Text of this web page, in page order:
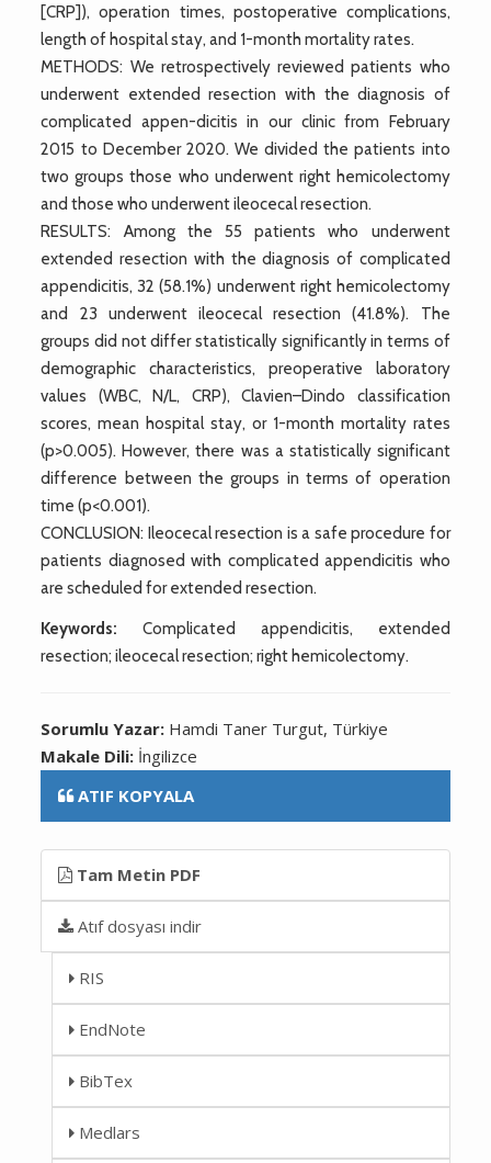
[CRP]), operation times, postoperative complications,
length of hospital stay, and 1-month mortality rates.
METHODS: We retrospectively reviewed patients who
underwent extended resection with the diagnosis of
complicated appen-dicitis in our clinic from February
2015 to December 2020. We divided the patients into
two groups those who underwent right hemicolectomy
and those who underwent ileocecal resection.
RESULTS: Among the 55 patients who underwent
extended resection with the diagnosis of complicated
appendicitis, 32 (58.1%) underwent right hemicolectomy
and 23 underwent ileocecal resection (41.8%). The
groups did not differ statistically significantly in terms of
demographic characteristics, preoperative laboratory
values (WBC, N/L, CRP), Clavien–Dindo classification
scores, mean hospital stay, or 1-month mortality rates
(p>0.005). However, there was a statistically significant
difference between the groups in terms of operation
time (p<0.001).
CONCLUSION: Ileocecal resection is a safe procedure for
patients diagnosed with complicated appendicitis who
are scheduled for extended resection.
Keywords: Complicated appendicitis, extended
resection; ileocecal resection; right hemicolectomy.
Sorumlu Yazar: Hamdi Taner Turgut, Türkiye
Makale Dili: İngilizce
ATIF KOPYALA
Tam Metin PDF
Atıf dosyası indir
RIS
EndNote
BibTex
Medlars